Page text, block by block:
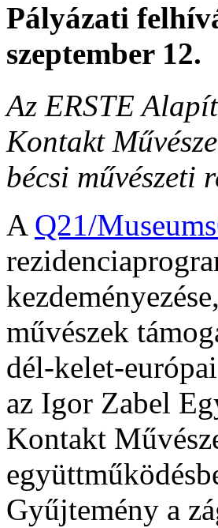
Pályázati
szeptember 12.
Az ERSTE
Kontakt
bécsi művészeti
A Q21/
művészek
dél-kelet-
az Igor Zabel
Kontakt
Gyűjtemény a